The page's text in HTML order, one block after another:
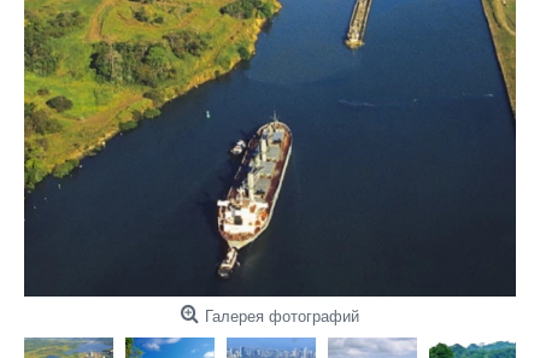
Галерея фотографий